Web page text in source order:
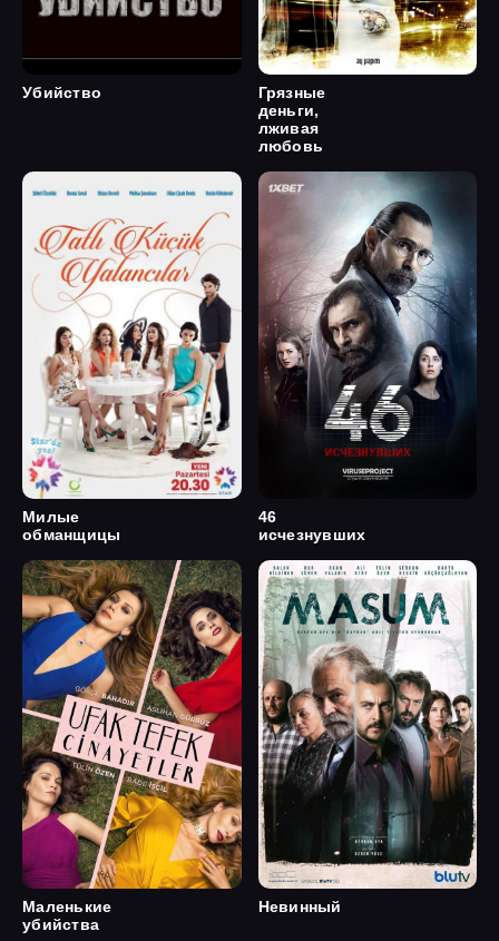
Убийство
Грязные
деньги,
лживая
любовь
Милые
обманщицы
46
исчезнувших
Маленькие
убийства
Невинный